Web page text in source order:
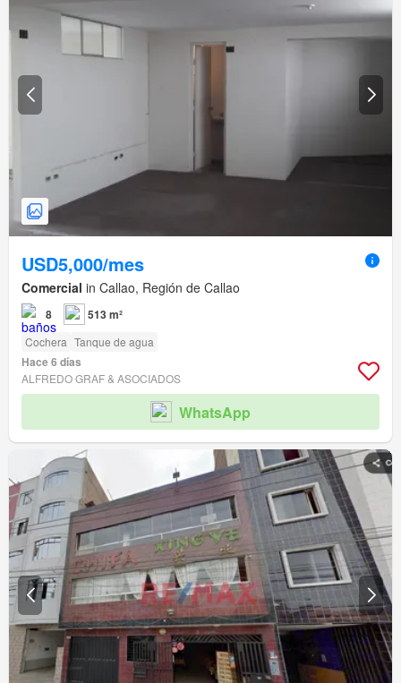
USD5,000/mes
Comercial in Callao, Región de Callao
8 513 m²
Cochera Tanque de agua
Hace 6 días
ALFREDO GRAF & ASOCIADOS
WhatsApp